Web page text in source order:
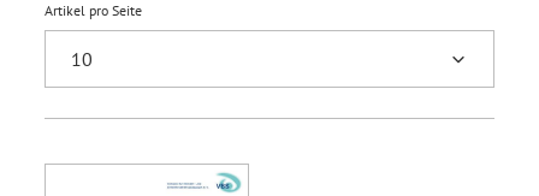
Artikel pro Seite